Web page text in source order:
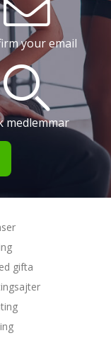
your email
medlemmar
gifta